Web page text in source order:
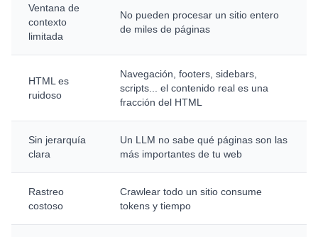
Ventana de
contexto
limitada
No pueden procesar un sitio entero
de miles de páginas
HTML es
ruidoso
Navegación, footers, sidebars,
scripts... el contenido real es una
fracción del HTML
Sin jerarquía
clara
Un LLM no sabe qué páginas son las
más importantes de tu web
Rastreo
costoso
Crawlear todo un sitio consume
tokens y tiempo